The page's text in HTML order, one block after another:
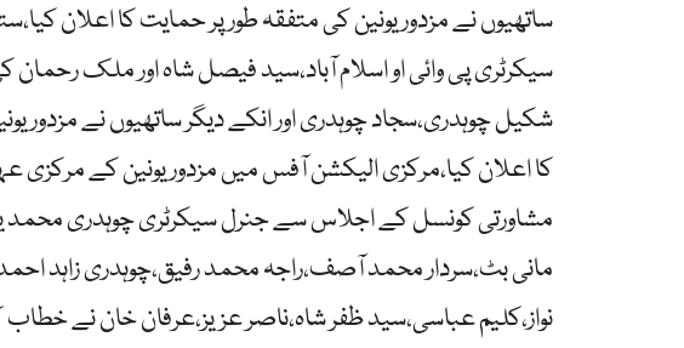
ساتھیوں نے مزدور یونین کی متفقہ طور پر حمایت کا اعلان
سیکرٹری پی وائی او اسلام آباد،سید فیصل شاہ اور ملک
شکیل چوہدری،سجاد چوہدری اور انکے دیگر ساتھیوں نے
کا اعلان کیا،مرکزی الیکشن آفس میں مزدور یونین کے مرکزی
مشاورتی کونسل کے اجلاس سے جنرل سیکرٹری چوہدری
مانی بٹ،سردار محمد آصف،راجہ محمد رفیق،چوہدری زاہد
نواز،کلیم عباسی،سید ظفر شاہ،ناصر عزیز،عرفان خان نے